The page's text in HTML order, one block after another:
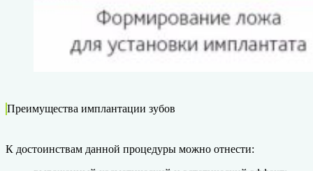
Преимущества имплантации зубов
К достоинствам данной процедуры можно отнести: